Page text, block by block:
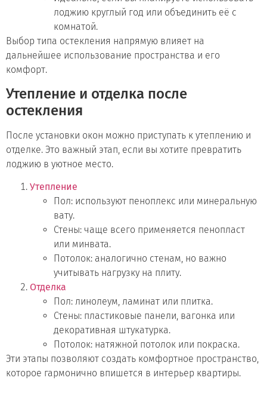
лоджию круглый год или объединить её с
комнатой.
Выбор типа остекления напрямую влияет на
дальнейшее использование пространства и его
комфорт.
Утепление и отделка после
остекления
После установки окон можно приступать к утеплению и
отделке. Это важный этап, если вы хотите превратить
лоджию в уютное место.
Утепление
Пол: используют пеноплекс или минеральную
вату.
Стены: чаще всего применяется пенопласт
или минвата.
Потолок: аналогично стенам, но важно
учитывать нагрузку на плиту.
Отделка
Пол: линолеум, ламинат или плитка.
Стены: пластиковые панели, вагонка или
декоративная штукатурка.
Потолок: натяжной потолок или покраска.
Эти этапы позволяют создать комфортное пространство,
которое гармонично впишется в интерьер квартиры.